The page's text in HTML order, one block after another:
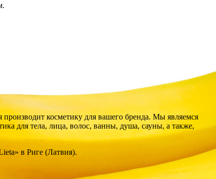
производит косметику для вашего бренда. Мы являемся
для тела, лица, волос, ванны, душа, сауны, а также,
в Риге (Латвия).